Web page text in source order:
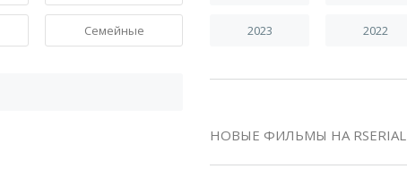
Семейные 2023 2022
НОВЫЕ ФИЛЬМЫ НА RSERIAL